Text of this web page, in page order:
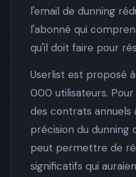
l'email de dunning
l'abonné qui
qu'il doit faire pour
Userlist est proposé
000 utilisateurs. Pour
des contrats annuels
précision du dunning
peut permettre de
significatifs qui